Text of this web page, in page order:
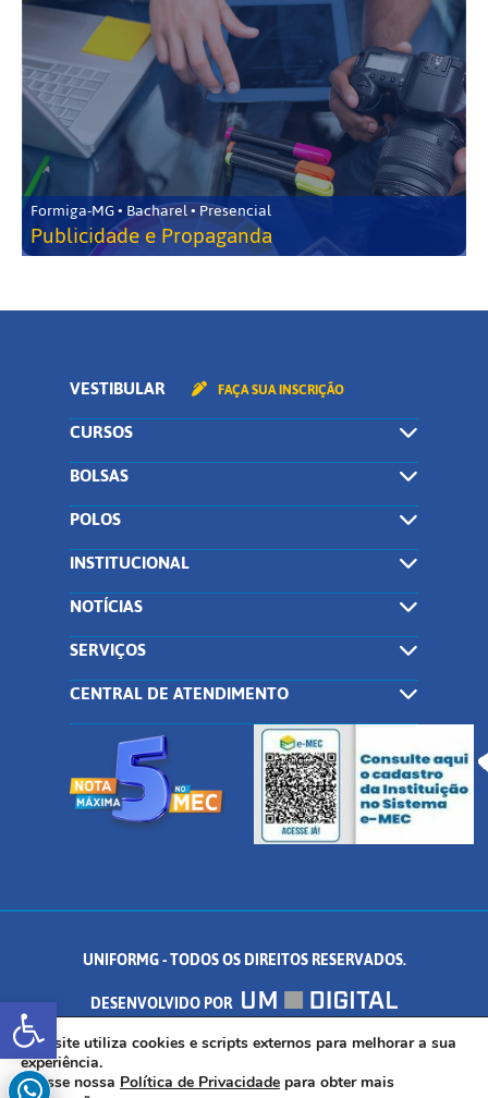
Abrir a barra de ferramentas
Formiga-MG • Bacharel • Presencial
Publicidade e Propaganda
VESTIBULAR FAÇA SUA INSCRIÇÃO
CURSOS
BOLSAS
POLOS
INSTITUCIONAL
NOTÍCIAS
SERVIÇOS
CENTRAL DE ATENDIMENTO
UNIFORMG - TODOS OS DIREITOS RESERVADOS.
DESENVOLVIDO POR
AV. DR. ARNALDO DE SENNA, 328 - PALMEIRAS, FORMIGA/MG - CEP:
35.574.530
Este site utiliza cookies e scripts externos para melhorar a sua
experiência.
Acesse nossa Política de Privacidade para obter mais